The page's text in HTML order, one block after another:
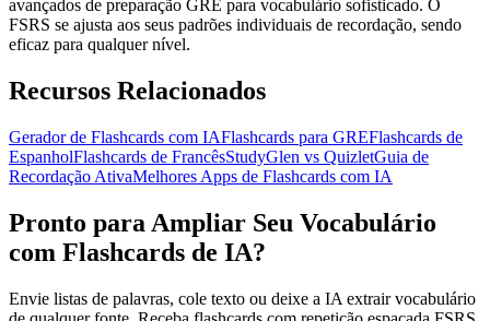
avançados de preparação GRE para vocabulário sofisticado. O
FSRS se ajusta aos seus padrões individuais de recordação, sendo
eficaz para qualquer nível.
Recursos Relacionados
Gerador de Flashcards com IAFlashcards para GREFlashcards de
EspanholFlashcards de FrancêsStudyGlen vs QuizletGuia de
Recordação AtivaMelhores Apps de Flashcards com IA
Pronto para Ampliar Seu Vocabulário
com Flashcards de IA?
Envie listas de palavras, cole texto ou deixe a IA extrair vocabulário